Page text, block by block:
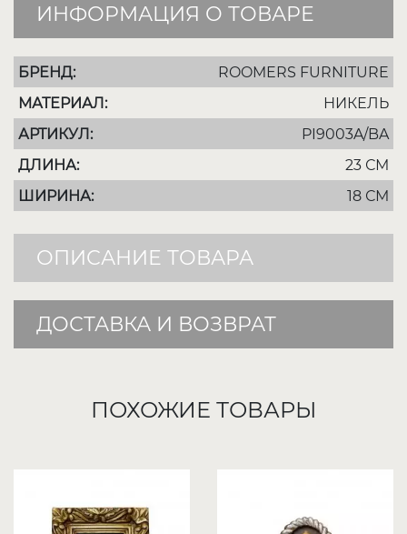
ИНФОРМАЦИЯ О ТОВАРЕ
БРЕНД:
ROOMERS FURNITURE
МАТЕРИАЛ:
НИКЕЛЬ
АРТИКУЛ:
PI9003A/BA
ДЛИНА:
23 СМ
ШИРИНА:
18 СМ
ОПИСАНИЕ ТОВАРА
ДОСТАВКА И ВОЗВРАТ
ПОХОЖИЕ ТОВАРЫ